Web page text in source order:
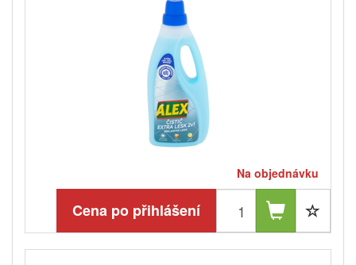
Na objednávku
Cena po přihlášení